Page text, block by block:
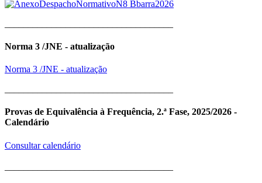
Norma 3 /JNE - atualização
Norma 3 /JNE - atualização
Provas de Equivalência à Frequência, 2.ª Fase, 2025/2026 -
Calendário
Consultar calendário